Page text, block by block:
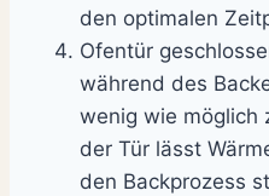
den optimalen
Ofentür
während des
wenig wie möglich
der Tür lässt
den Backprozess